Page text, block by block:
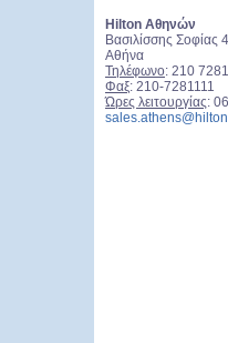
Hilton Αθηνών
Βασιλίσσης Σοφίας
Αθήνα
Τηλέφωνο: 210
Φαξ: 210-7281111
Ώρες λειτουργίας: